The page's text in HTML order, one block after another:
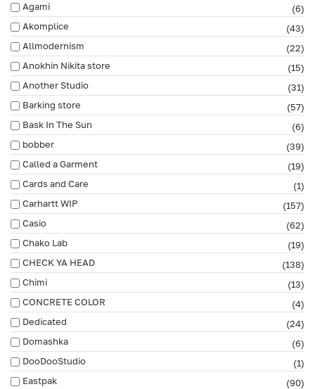
Agami
(6)
Akomplice
(43)
Allmodernism
(22)
Anokhin Nikita store
(15)
Another Studio
(31)
Barking store
(57)
Bask In The Sun
(6)
bobber
(39)
Called a Garment
(19)
Cards and Care
(1)
Carhartt WIP
(157)
Casio
(62)
Chako Lab
(19)
CHECK YA HEAD
(138)
Chimi
(13)
CONCRETE COLOR
(4)
Dedicated
(24)
Domashka
(6)
DooDooStudio
(1)
Eastpak
(90)